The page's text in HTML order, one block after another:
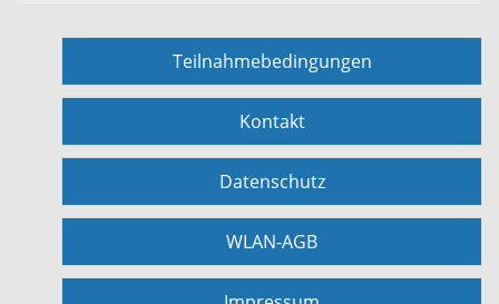
Teilnahmebedingungen
Kontakt
Datenschutz
WLAN-AGB